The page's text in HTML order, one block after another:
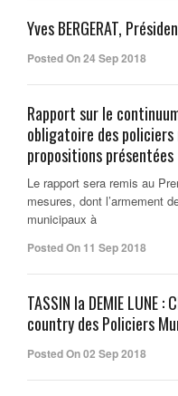
Yves BERGERAT,
Posted On 24 Sep 2018
Rapport sur le
obligatoire des
propositions présentées
Le rapport sera remis au
mesures, dont l’armement
municipaux à
Posted On 11 Sep 2018
TASSIN la DEMIE LUNE
country des Policiers
Posted On 02 Sep 2018